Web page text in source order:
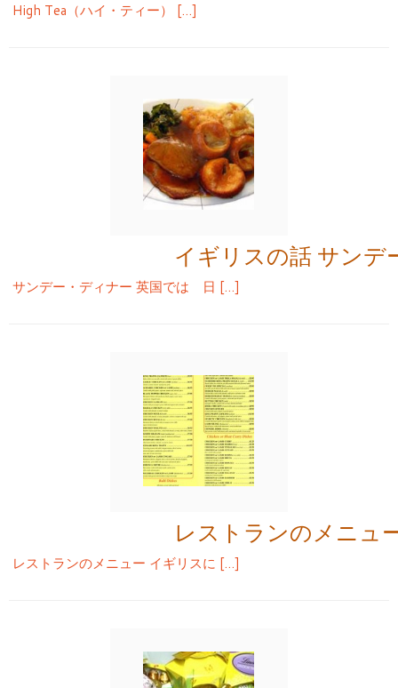
High Tea（ハイ・ティー） […]
イギリスの話 サンデ
サンデー・ディナー 英国では 日 […]
レストランのメニュ
レストランのメニュー イギリスに […]